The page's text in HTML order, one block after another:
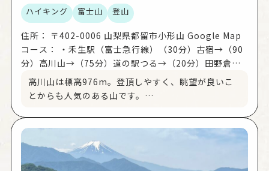
ハイキング 富士山 登山
住所：
〒402-0006 山梨県都留市小形山 Google Map
コース：
・禾生駅（富士急行線）（30分）古宿→（90
分）高川山→（75分）道の駅つる→（20分）田野倉駅
（富士急行線） ・田野倉駅（富士急行線）→（20分）
道の駅つる→（115分）高川山→（70分）古宿→（30
高川山は標高976m。登頂しやすく、眺望が良いこ
とからも人気のある山です。
の山々、東に九鬼山、倉岳山、眼下にはリニア実験
線が360度見渡せます。
①松葉コース